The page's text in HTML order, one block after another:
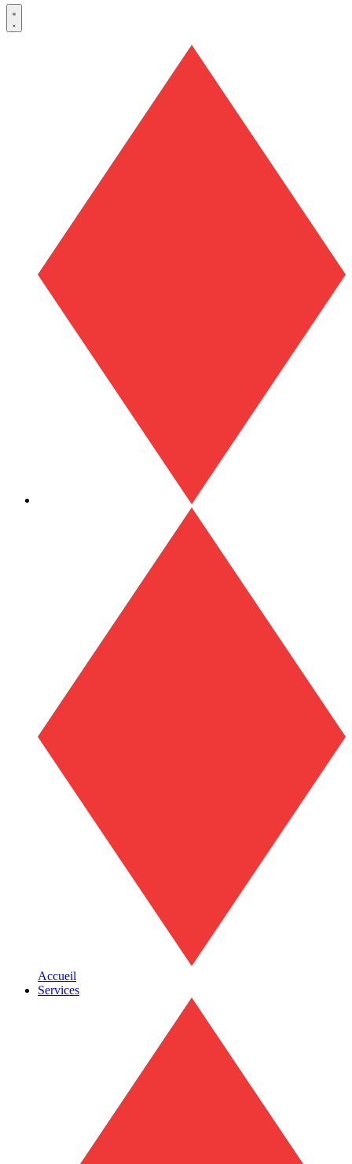
Accueil
Services